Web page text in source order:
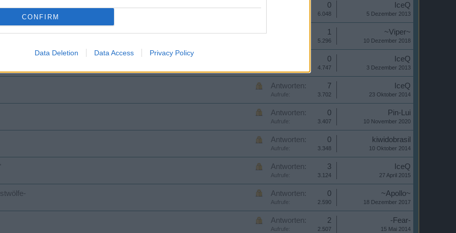
CONFIRM
Data Deletion Data Access Privacy Policy
0
6.048
IceQ
5 Dezember 2013
1
5.296
~Viper~
10 Dezember 2018
0
4.747
IceQ
3 Dezember 2013
Antworten: 7
Aufrufe: 3.702
IceQ
23 Oktober 2014
Antworten: 0
Aufrufe: 3.407
Pin-Lui
10 November 2020
Antworten: 0
Aufrufe: 3.348
kiwidobrasil
10 Oktober 2014
Antworten: 3
Aufrufe: 3.124
IceQ
27 April 2015
Antworten: 0
Aufrufe: 2.590
~Apollo~
18 Dezember 2017
Antworten: 2
Aufrufe: 2.507
-Fear-
15 Mai 2014